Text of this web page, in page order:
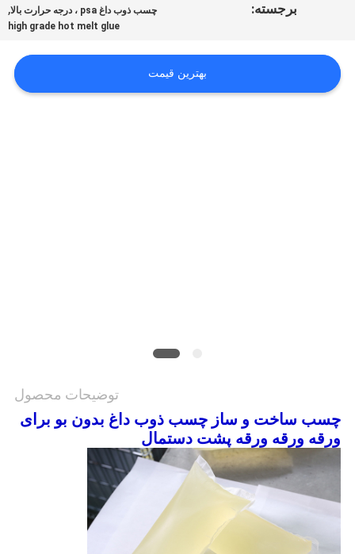
پرونده
برجسته:
چسب ذوب داغ psa ، درجه حرارت بالا ,
high grade hot melt glue
بهترین قیمت
توضیحات محصول
چسب ساخت و ساز چسب ذوب داغ بدون بو برای
ورقه ورقه ورقه پشت دستمال